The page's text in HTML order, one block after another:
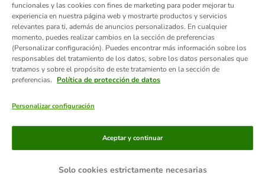
Métodos de pago
Contra-reembolso Transferencia
funcionales y las cookies con fines de marketing para poder mejorar tu
experiencia en nuestra página web y mostrarte productos y servicios
relevantes para ti, además de anuncios personalizados. En cualquier
momento, puedes realizar cambios en la sección de preferencias
(Personalizar configuración). Puedes encontrar más información sobre los
responsables del tratamiento de los datos, sobre los datos personales que
tratamos y sobre el propósito de este tratamiento en la sección de
preferencias.
Política de protección de datos
Personalizar configuración
Solo cookies estrictamente necesarias
Aceptar y continuar